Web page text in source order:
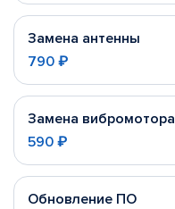
Замена антенны
790 ₽
Замена вибромотора
590 ₽
Обновление ПО